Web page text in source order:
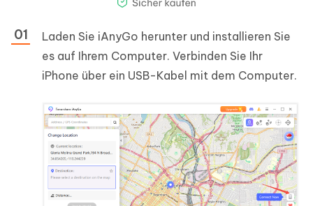
Laden Sie iAnyGo herunter und installieren Sie
es auf Ihrem Computer. Verbinden Sie Ihr
iPhone über ein USB-Kabel mit dem Computer.